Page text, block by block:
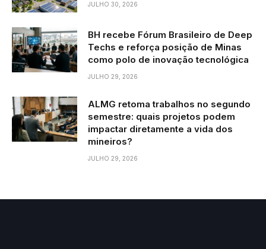
JULHO 30, 2026
BH recebe Fórum Brasileiro de Deep
Techs e reforça posição de Minas
como polo de inovação tecnológica
JULHO 29, 2026
ALMG retoma trabalhos no segundo
semestre: quais projetos podem
impactar diretamente a vida dos
mineiros?
JULHO 29, 2026